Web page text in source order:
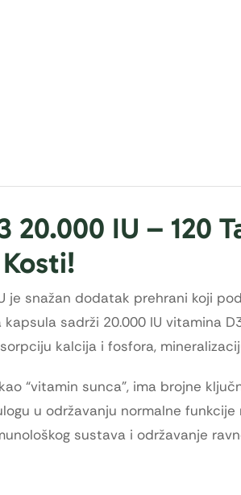
20.000 IU – 120
je snažan dodatak prehrani koji
kapsula sadrži 20.000 IU vitamina
kalcija i fosfora,
“vitamin sunca”, ima brojne
u održavanju normalne
sustava i održavanje